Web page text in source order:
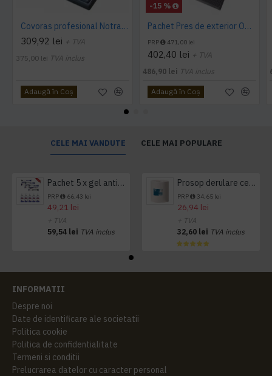
Covoras profesional Notrax folosit cu solutie igienizanta Sanitrax, 61 x 81 cm
309,92 lei + TVA
375,00 lei TVA inclus
Adaugă în Coş
-15 %
Pachet Pres de exterior OCTO-O-FLEX 70x90 cm si Covor Sticky Mat 60x90 cm
PRP 471,00 lei
402,40 lei + TVA
486,90 lei TVA inclus
Adaugă în Coş
CELE MAI VANDUTE CELE MAI POPULARE
Pachet 5 x gel antibacterian 50ml si 3 x Servetele antibacteriene 48 buc Hygienium
PRP 66,43 lei
49,21 lei
+ TVA
59,54 lei TVA inclus
Prosop derulare centrala 1 pliu, 300 m Tork
PRP 34,65 lei
26,94 lei
+ TVA
32,60 lei TVA inclus
INFORMATII
Despre noi
Date de identificare ale societatii
Politica cookie
Politica de confidentialitate
Termeni si conditii
Prelucrarea datelor cu caracter personal